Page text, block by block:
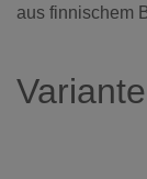
aus finnischem